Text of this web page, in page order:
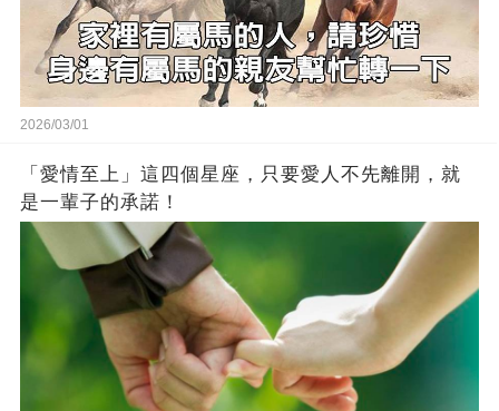
2026/03/01
「愛情至上」這四個星座，只要愛人不先離開，就
是一輩子的承諾！